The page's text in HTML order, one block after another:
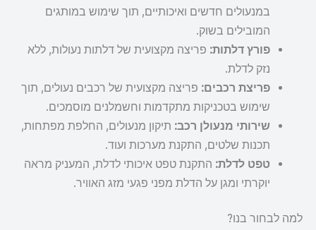
במנעולים חדשים ואיכותיים, תוך שימוש במותגים
המובילים בשוק.
פורץ דלתות: פריצה מקצועית של דלתות נעולות, ללא
נזק לדלת.
פריצת רכבים: פריצה מקצועית של רכבים נעולים, תוך
שימוש בטכניקות מתקדמות וחשמלנים מוסמכים.
שירותי מנעולן רכב: תיקון מנעולים, החלפת מפתחות,
תכנות שלטים, התקנת מערכות ועוד.
טפט לדלת: התקנת טפט איכותי לדלת, המעניק מראה
יוקרתי ומגן על הדלת מפני פגעי מזג האוויר.
למה לבחור בנו?